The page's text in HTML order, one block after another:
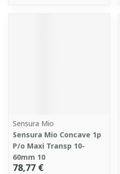
Sensura Mio
Sensura Mio Concave 1p
P/o Maxi Transp 10-
60mm 10
78,77 €